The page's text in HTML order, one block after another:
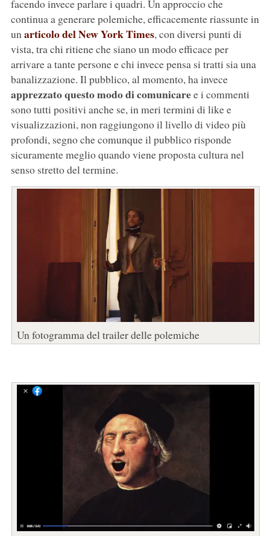
facendo invece parlare i quadri. Un approccio che
continua a generare polemiche, efficacemente riassunte in
unarticolo del New York Times, con diversi punti di
vista, tra chi ritiene che siano un modo efficace per
arrivare a tante persone e chi invece pensa si tratti sia una
banalizzazione. Il pubblico, al momento, ha invece
apprezzato questo modo di comunicaree i commenti
sono tutti positivi anche se, in meri termini di like e
visualizzazioni, non raggiungono il livello di video più
profondi, segno che comunque il pubblico risponde
sicuramente meglio quando viene proposta cultura nel
senso stretto del termine.
Un fotogramma del trailer delle polemiche